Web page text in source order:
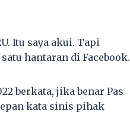
Itu saya akui. Tapi
hantaran di Facebook.
berkata, jika benar Pas
kata sinis pihak